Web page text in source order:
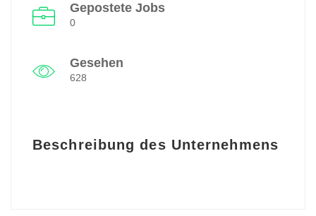
Gepostete Jobs
0
Gesehen
628
Beschreibung des Unternehmens